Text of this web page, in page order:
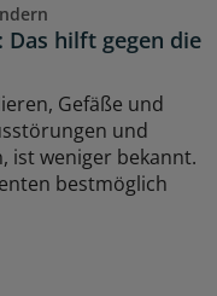
hilft gegen die
Gefäße und
und
ist weniger bekannt.
bestmöglich